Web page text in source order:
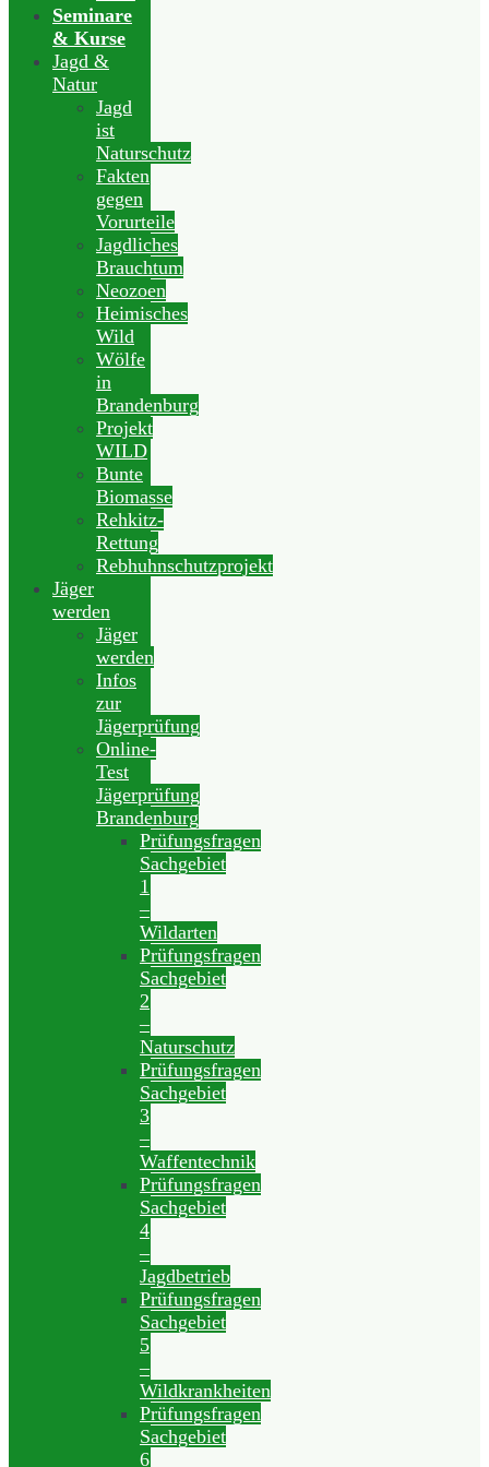
Seminare
& Kurse
Jagd &
Natur
Jagd
ist
Naturschutz
Fakten
gegen
Vorurteile
Jagdliches
Brauchtum
Neozoen
Heimisches
Wild
Wölfe
in
Brandenburg
Projekt
WILD
Bunte
Biomasse
Rehkitz-
Rettung
Rebhuhnschutzprojekt
Jäger
werden
Jäger
werden
Infos
zur
Jägerprüfung
Online-
Test
Jägerprüfung
Brandenburg
Prüfungsfragen
Sachgebiet
1
–
Wildarten
Prüfungsfragen
Sachgebiet
2
–
Naturschutz
Prüfungsfragen
Sachgebiet
3
–
Waffentechnik
Prüfungsfragen
Sachgebiet
4
–
Jagdbetrieb
Prüfungsfragen
Sachgebiet
5
–
Wildkrankheiten
Prüfungsfragen
Sachgebiet
6